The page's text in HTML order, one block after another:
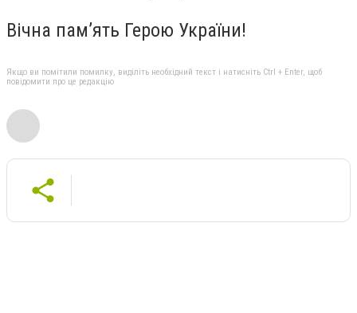
Вічна пам’ять Герою України!
Якщо ви помітили помилку, виділіть необхідний текст і натисніть Ctrl + Enter, щоб
повідомити про це редакцію